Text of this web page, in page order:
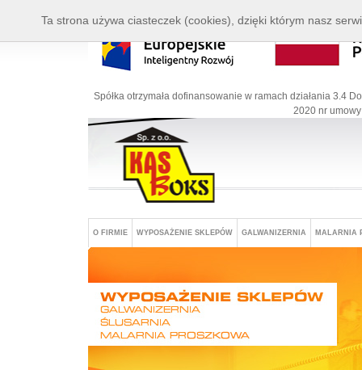
Spółka otrzymała dofinansowanie w ramach działania 3.4
2020 nr
O FIRMIE WYPOSAŻENIE SKLEPÓW GALWANIZERNIA MALARNIA
Ta strona używa ciasteczek (cookies), dzięki którym nasz